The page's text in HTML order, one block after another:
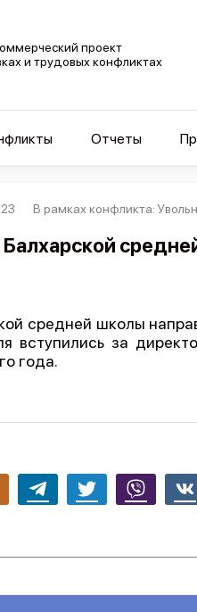
проект
и трудовых конфликтах
Отчеты
В рамках конфликта:
средней школы
вступились за
года.
Telegram Twitter Viber